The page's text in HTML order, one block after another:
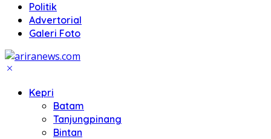
Politik
Advertorial
Galeri Foto
Kepri
Batam
Tanjungpinang
Bintan